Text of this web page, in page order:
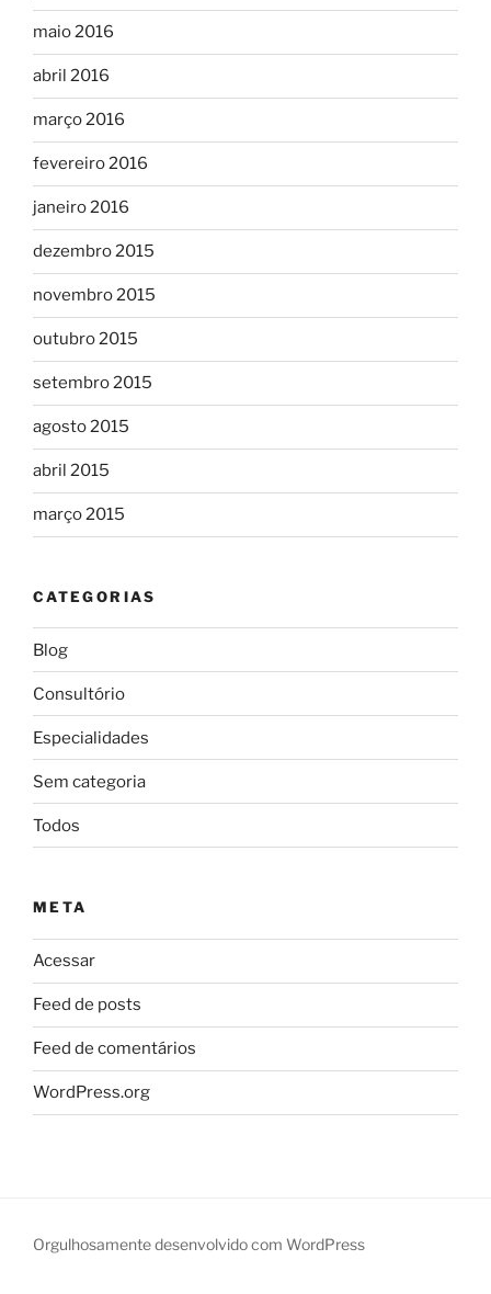
maio 2016
abril 2016
março 2016
fevereiro 2016
janeiro 2016
dezembro 2015
novembro 2015
outubro 2015
setembro 2015
agosto 2015
abril 2015
março 2015
CATEGORIAS
Blog
Consultório
Especialidades
Sem categoria
Todos
META
Acessar
Feed de posts
Feed de comentários
WordPress.org
Orgulhosamente desenvolvido com WordPress